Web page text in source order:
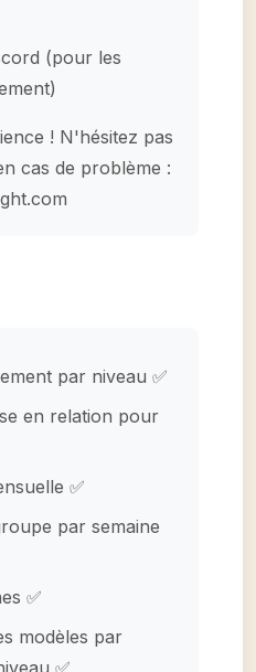
(pour les
! N'hésitez pas
cas de problème :
par niveau ✅
en relation pour
✅
par semaine
✅
modèles par
✅